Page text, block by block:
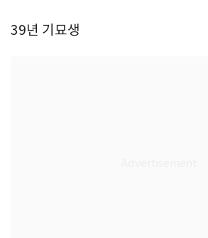
39년 기묘생